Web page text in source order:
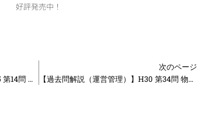
好評発売中！
【過去問解説（財務・会計）】H25 第14問 加重平均資本コスト・CAPM
次のページ
【過去問解説（運営管理）】H30 第34問 物流センター